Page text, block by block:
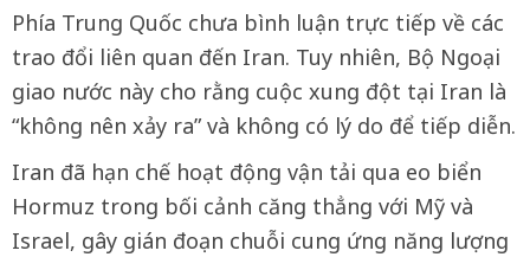
Phía Trung Quốc chưa bình luận trực tiếp về các
trao đổi liên quan đến Iran. Tuy nhiên, Bộ Ngoại
giao nước này cho rằng cuộc xung đột tại Iran là
“không nên xảy ra” và không có lý do để tiếp diễn.
Iran đã hạn chế hoạt động vận tải qua eo biển
Hormuz trong bối cảnh căng thẳng với Mỹ và
Israel, gây gián đoạn chuỗi cung ứng năng lượng